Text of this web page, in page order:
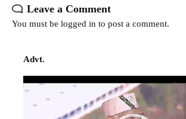
Leave a Comment
You must be logged in to post a comment.
Advt.
Video